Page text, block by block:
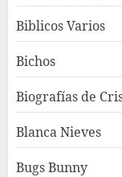
Biblicos Varios
Bichos
Biografías de
Blanca Nieves
Bugs Bunny